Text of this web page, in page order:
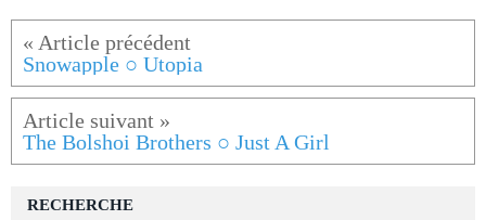
Snowapple ○ Utopia
The Bolshoi Brothers ○ Just A Girl
RECHERCHE